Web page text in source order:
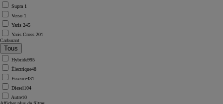
Supra 1
Verso 1
Yaris 245
Yaris Cross 201
Carburant
Hybride995
Électrique48
Essence431
Diesel104
Autre10